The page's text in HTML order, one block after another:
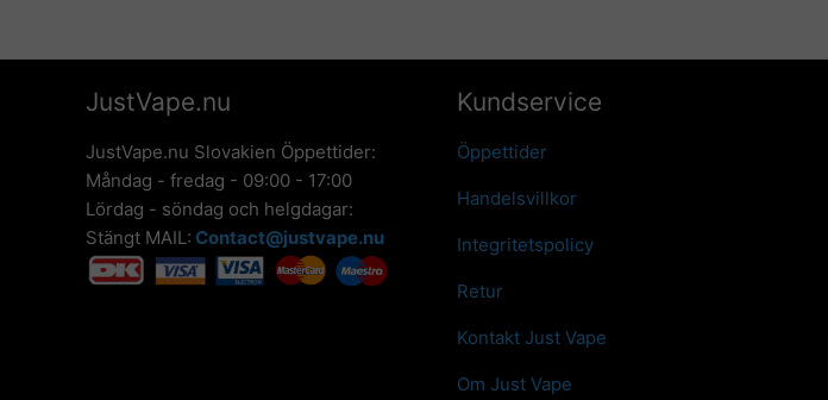
JustVape.nu
JustVape.nu Slovakien Öppettider:
Måndag - fredag - 09:00 - 17:00
Lördag - söndag och helgdagar:
Stängt MAIL: Contact@justvape.nu
Kundservice
Öppettider
Handelsvillkor
Integritetspolicy
Retur
Kontakt Just Vape
Om Just Vape